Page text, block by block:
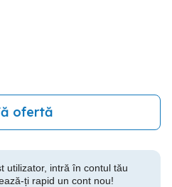
ofertă
utilizator, intră în contul tău
ți rapid un cont nou!